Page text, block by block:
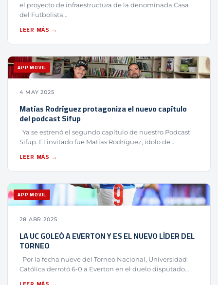
el proyecto de infraestructura de la denominada Casa
del Futbolista…
LEER MÁS →
APP MOVIL
4 MAY 2025
Matías Rodríguez protagoniza el nuevo capítulo
del podcast Sifup
Ya se estrenó el segundo capítulo de nuestro Podcast
Sifup. El invitado fue Matías Rodríguez, ídolo de…
LEER MÁS →
APP MOVIL
28 ABR 2025
LA UC GOLEÓ A EVERTON Y ES EL NUEVO LÍDER DEL
TORNEO
Por la fecha nueve del Torneo Nacional, Universidad
Católica derrotó 6-0 a Everton en el duelo disputado…